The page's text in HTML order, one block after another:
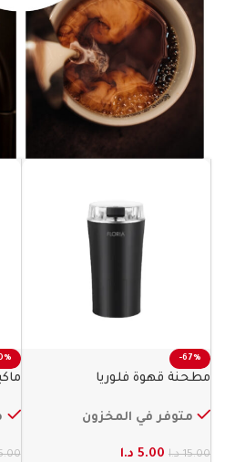
-67%
مطحنة قهوة فلوريا
متوفر في المخزون
15.00 د.ا 5.00 د.ا